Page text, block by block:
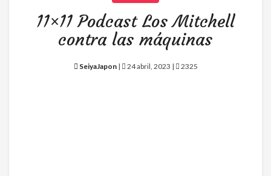
11×11 Podcast Los Mitchell
contra las máquinas
SeiyaJapon| 24 abril, 2023 | 2325